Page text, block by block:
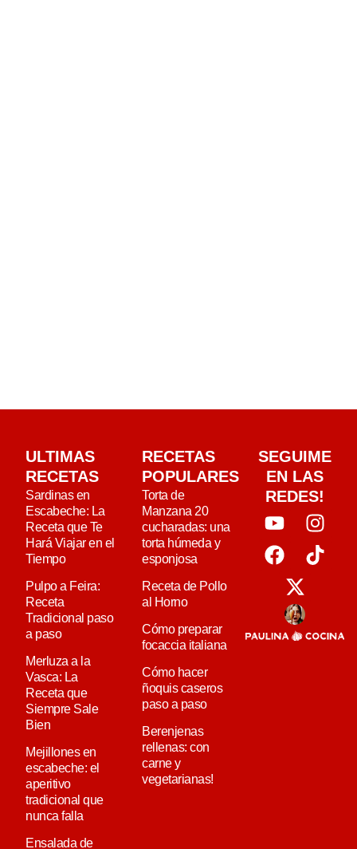
ULTIMAS
RECETAS
Sardinas en
Escabeche: La
Receta que Te
Hará Viajar en el
Tiempo
Pulpo a Feira:
Receta
Tradicional paso
a paso
Merluza a la
Vasca: La
Receta que
Siempre Sale
Bien
Mejillones en
escabeche: el
aperitivo
tradicional que
nunca falla
Ensalada de
RECETAS
POPULARES
Torta de
Manzana 20
cucharadas: una
torta húmeda y
esponjosa
Receta de Pollo
al Horno
Cómo preparar
focaccia italiana
Cómo hacer
ñoquis caseros
paso a paso
Berenjenas
rellenas: con
carne y
vegetarianas!
SEGUIME
EN LAS
REDES!